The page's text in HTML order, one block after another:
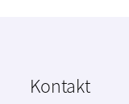
Kontakt